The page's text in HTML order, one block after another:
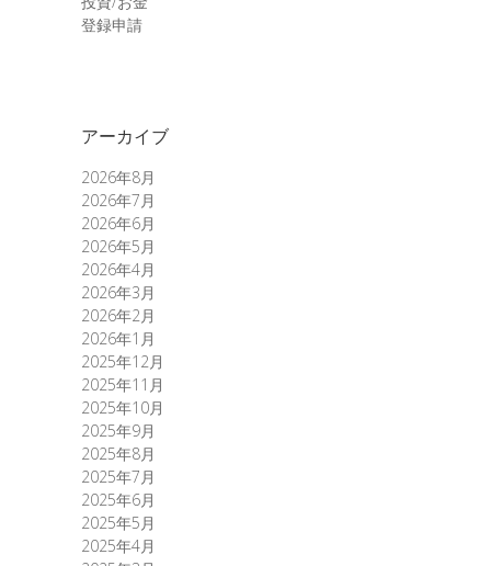
登録申請
アーカイブ
2026年8月
2026年7月
2026年6月
2026年5月
2026年4月
2026年3月
2026年2月
2026年1月
2025年12月
2025年11月
2025年10月
2025年9月
2025年8月
2025年7月
2025年6月
2025年5月
2025年4月